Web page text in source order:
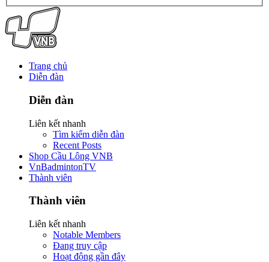
Trang chủ
Diễn đàn
Diễn đàn
Liên kết nhanh
Tìm kiếm diễn đàn
Recent Posts
Shop Cầu Lông VNB
VnBadmintonTV
Thành viên
Thành viên
Liên kết nhanh
Notable Members
Đang truy cập
Hoạt động gần đây